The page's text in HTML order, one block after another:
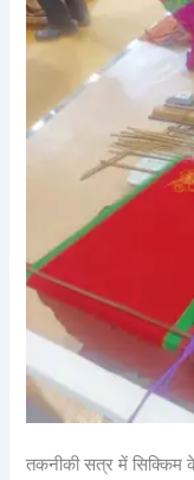
तकनीकी सत्र में सिक्किम